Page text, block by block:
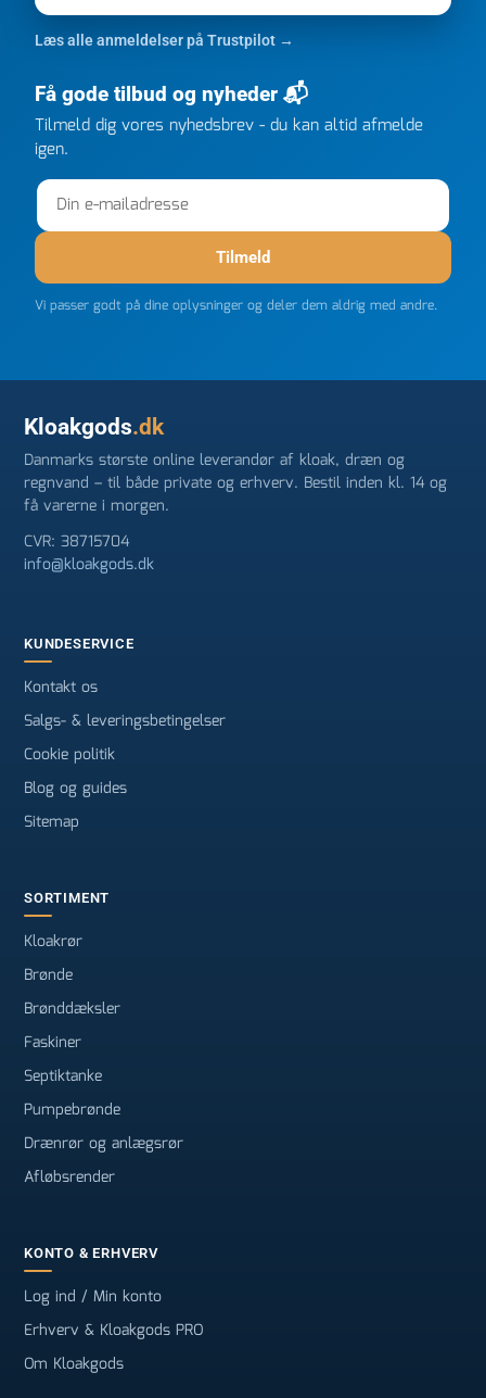
kunne overholde en 2 måneder gammel aftale. Jeg
ringede onsdag kl 16, og min store ordre kom dagen
efter kl 6.45! Kan slet ikke få armene ned, og næste
gang jeg skal bruge noget, vil jeg ringe til dem
FØRST. De varmeste og venligste hilsner fra Rene
Læs alle anmeldelser på Trustpilot →
Få gode tilbud og nyheder 📬
Tilmeld dig vores nyhedsbrev - du kan altid afmelde
igen.
Tilmeld
Vi passer godt på dine oplysninger og deler dem aldrig med andre.
Kloakgods.dk
Danmarks største online leverandør af kloak, dræn og
regnvand – til både private og erhverv. Bestil inden kl. 14 og
få varerne i morgen.
CVR: 38715704
info@kloakgods.dk
KUNDESERVICE
Kontakt os
Salgs- & leveringsbetingelser
Cookie politik
Blog og guides
Sitemap
SORTIMENT
Kloakrør
Brønde
Brønddæksler
Faskiner
Septiktanke
Pumpebrønde
Drænrør og anlægsrør
Afløbsrender
KONTO & ERHVERV
Log ind / Min konto
Erhverv & Kloakgods PRO
Om Kloakgods